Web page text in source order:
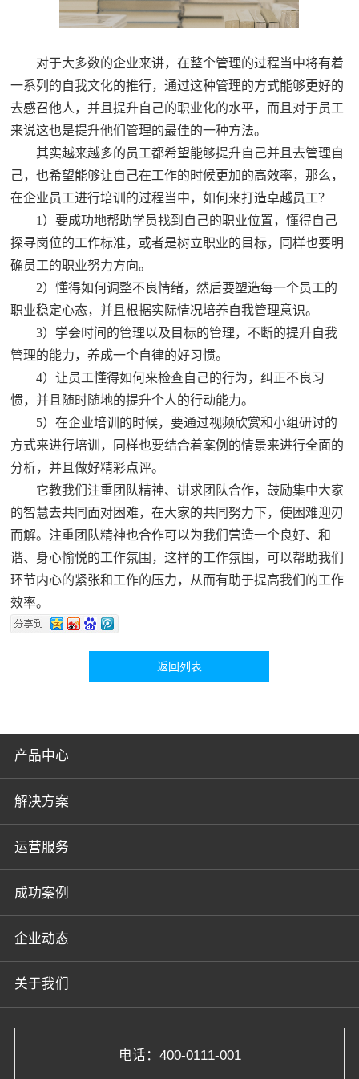
对于大多数的企业来讲，在整个管理的过程当中将有着
一系列的自我文化的推行，通过这种管理的方式能够更好的
去感召他人，并且提升自己的职业化的水平，而且对于员工
来说这也是提升他们管理的最佳的一种方法。
其实越来越多的员工都希望能够提升自己并且去管理自
己，也希望能够让自己在工作的时候更加的高效率，那么，
在企业员工进行培训的过程当中，如何来打造卓越员工？
1）要成功地帮助学员找到自己的职业位置，懂得自己
探寻岗位的工作标准，或者是树立职业的目标，同样也要明
确员工的职业努力方向。
2）懂得如何调整不良情绪，然后要塑造每一个员工的
职业稳定心态，并且根据实际情况培养自我管理意识。
3）学会时间的管理以及目标的管理，不断的提升自我
管理的能力，养成一个自律的好习惯。
4）让员工懂得如何来检查自己的行为，纠正不良习
惯，并且随时随地的提升个人的行动能力。
5）在企业培训的时候，要通过视频欣赏和小组研讨的
方式来进行培训，同样也要结合着案例的情景来进行全面的
分析，并且做好精彩点评。
它教我们注重团队精神、讲求团队合作，鼓励集中大家
的智慧去共同面对困难，在大家的共同努力下，使困难迎刃
而解。注重团队精神也合作可以为我们营造一个良好、和
谐、身心愉悦的工作氛围，这样的工作氛围，可以帮助我们
环节内心的紧张和工作的压力，从而有助于提高我们的工作
效率。
返回列表
产品中心
解决方案
运营服务
成功案例
企业动态
关于我们
电话：400-0111-001